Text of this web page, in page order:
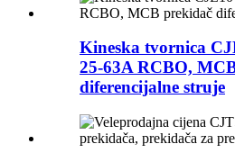
Kineska tvornica
25-63A RCBO,
diferencijalne struje